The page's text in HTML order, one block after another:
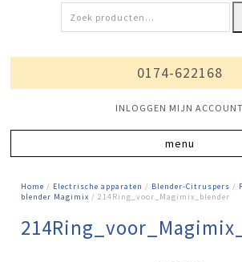
Zoeken
naar:
0174-622168
INLOGGEN MIJN ACCOUNT
Home / Electrische apparaten / Blender-Citruspers /
blender Magimix / 214Ring_voor_Magimix_blender